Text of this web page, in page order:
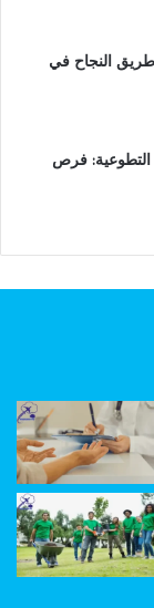
النجاح في
التطوعية: فرص